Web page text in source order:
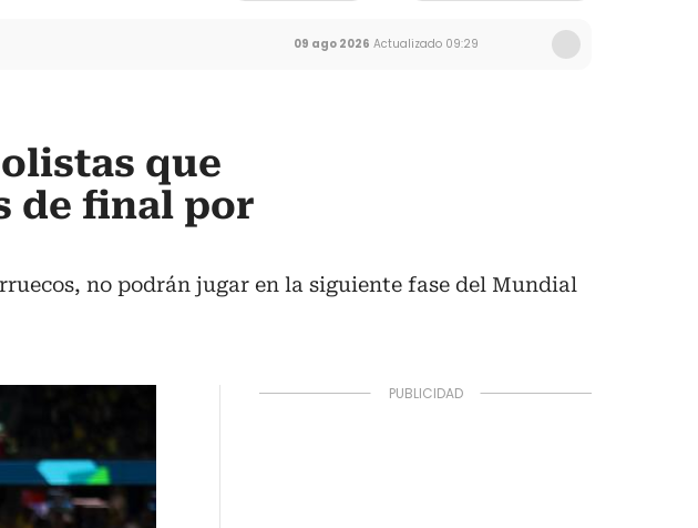
09 ago 2026 Actualizado 09:29
que
de final por
no podrán jugar en la siguiente fase del Mundial